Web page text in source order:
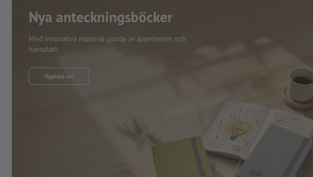
Nya anteckningsböcker
Med innovativa material gjorda av äppelrester och
havsplast.
Upptäck nu